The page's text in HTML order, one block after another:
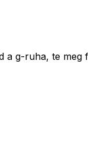
g-ruha, te